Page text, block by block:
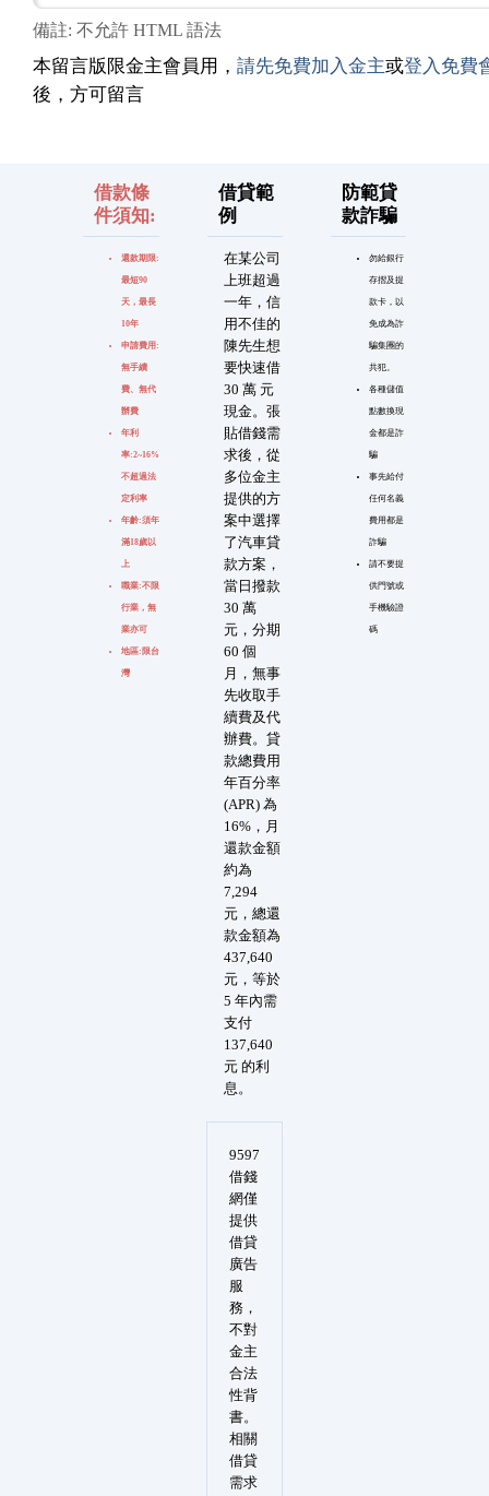
備註: 不允許 HTML 語法
本留言版限金主會員用， 請先免費加入金主或登入免費
後，方可留言
借款條
件須知:
還款期限:
最短90
天，最長
10年
申請費用:
無手續
費、無代
辦費
年利
率:2~16%
不超過法
定利率
年齡:須年
滿18歲以
上
職業:不限
行業，無
業亦可
地區:限台
灣
借貸範
例
在某公司
上班超過
一年，信
用不佳的
陳先生想
要快速借
30 萬 元
現金。張
貼借錢需
求後，從
多位金主
提供的方
案中選擇
了汽車貸
款方案，
當日撥款
30 萬
元，分期
60 個
月，無事
先收取手
續費及代
辦費。貸
款總費用
年百分率
(APR) 為
16%，月
還款金額
約為
7,294
元，總還
款金額為
437,640
元，等於
5 年內需
支付
137,640
元 的利
息。
防範貸
款詐騙
勿給銀行
存摺及提
款卡，以
免成為詐
騙集團的
共犯。
各種儲值
點數換現
金都是詐
騙
事先給付
任何名義
費用都是
詐騙
請不要提
供門號或
手機驗證
碼
9597
借錢
網僅
提供
借貸
廣告
服
務，
不對
金主
合法
性背
書。
相關
借貸
需求